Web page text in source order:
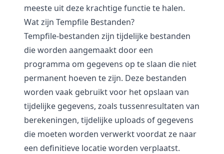
meeste uit deze krachtige functie te halen.
Wat zijn Tempfile Bestanden?
Tempfile-bestanden zijn tijdelijke bestanden
die worden aangemaakt door een
programma om gegevens op te slaan die niet
permanent hoeven te zijn. Deze bestanden
worden vaak gebruikt voor het opslaan van
tijdelijke gegevens, zoals tussenresultaten van
berekeningen, tijdelijke uploads of gegevens
die moeten worden verwerkt voordat ze naar
een definitieve locatie worden verplaatst.